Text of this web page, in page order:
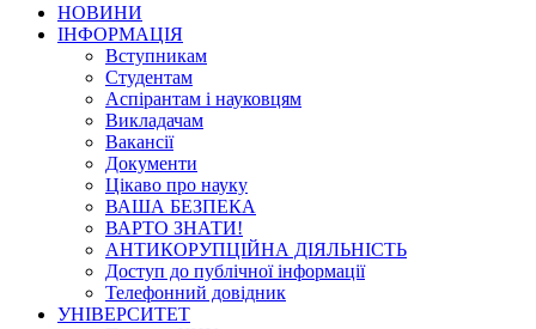
НОВИНИ
ІНФОРМАЦІЯ
Вступникам
Студентам
Аспірантам і науковцям
Викладачам
Вакансії
Документи
Цікаво про науку
ВАША БЕЗПЕКА
ВАРТО ЗНАТИ!
АНТИКОРУПЦІЙНА ДІЯЛЬНІСТЬ
Доступ до публічної інформації
Телефонний довідник
УНІВЕРСИТЕТ